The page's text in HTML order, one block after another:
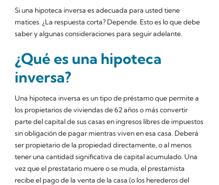
Si una hipoteca inversa es adecuada para usted tiene
matices. ¿La respuesta corta? Depende. Esto es lo que debe
saber y algunas consideraciones para seguir adelante.
¿Qué es una hipoteca
inversa?
Una hipoteca inversa es un tipo de préstamo que permite a
los propietarios de viviendas de 62 años o más convertir
parte del capital de sus casas en ingresos libres de impuestos
sin obligación de pagar mientras viven en esa casa. Deberá
ser propietario de la propiedad directamente, o al menos
tener una cantidad significativa de capital acumulado. Una
vez que el prestatario muere o se muda, el prestamista
recibe el pago de la venta de la casa (o los herederos del